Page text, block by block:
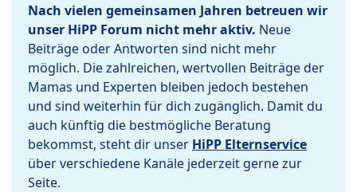
Nach vielen gemeinsamen Jahren betreuen wir
unser HiPP Forum nicht mehr aktiv. Neue
Beiträge oder Antworten sind nicht mehr
möglich. Die zahlreichen, wertvollen Beiträge der
Mamas und Experten bleiben jedoch bestehen
und sind weiterhin für dich zugänglich. Damit du
auch künftig die bestmögliche Beratung
bekommst, steht dir unser HiPP Elternservice
über verschiedene Kanäle jederzeit gerne zur
Seite.